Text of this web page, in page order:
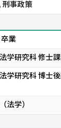
刑事政策
業
学研究科 修士
学研究科 博士
法学）